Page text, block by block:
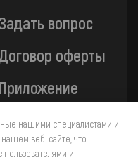
вопрос
оферты
Приложение
технологией 3-D
через ПАО
нашими специалистами и
веб-сайте, что
пользователями и